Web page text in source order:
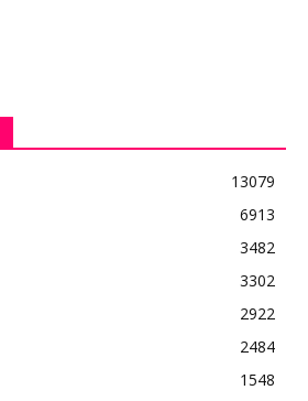
13079
6913
3482
3302
2922
2484
1548